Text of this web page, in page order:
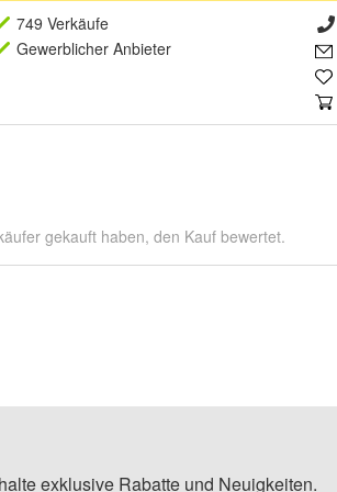
749 Verkäufe
Gewerblicher Anbieter
gekauft haben, den Kauf bewertet.
exklusive Rabatte und Neuigkeiten.